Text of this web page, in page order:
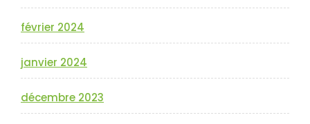
février 2024
janvier 2024
décembre 2023